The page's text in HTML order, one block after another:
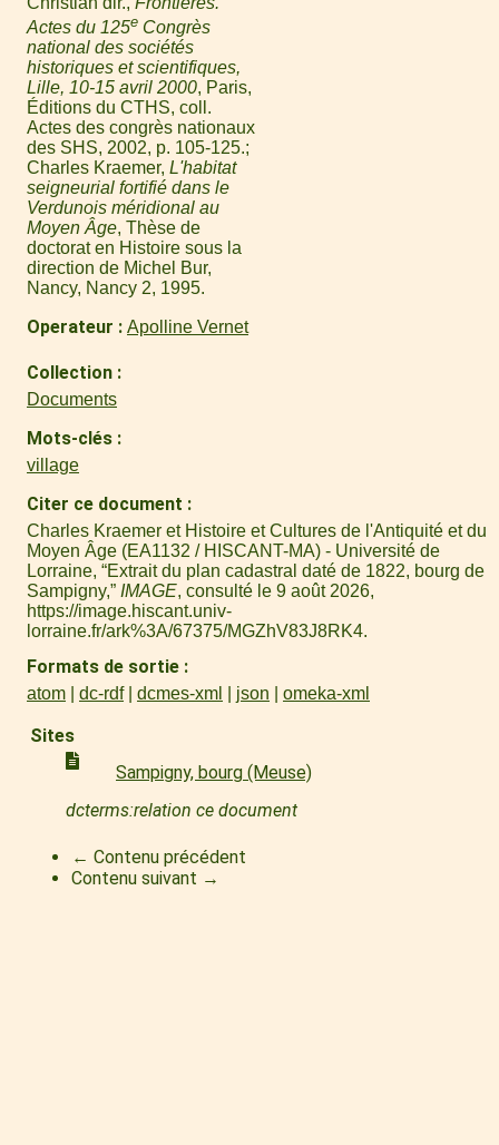
Actes du 125e Congrès
national des sociétés
historiques et scientifiques,
Lille, 10-15 avril 2000, Paris,
Éditions du CTHS, coll.
Actes des congrès nationaux
des SHS, 2002, p. 105-125.
Charles Kraemer, L'habitat
seigneurial fortifié dans le
Verdunois méridional au
Moyen Âge, Thèse de
doctorat en Histoire sous la
direction de Michel Bur,
Nancy, Nancy 2, 1995.
Operateur Apolline Vernet
Collection
Documents
Mots-clés
village
Citer ce document
Charles Kraemer et Histoire et Cultures de l'Antiquité et du
Moyen Âge (EA1132 / HISCANT-MA) - Université de
Lorraine, “Extrait du plan cadastral daté de 1822, bourg de
Sampigny,” IMAGE, consulté le 9 août 2026,
https://image.hiscant.univ-
lorraine.fr/ark%3A/67375/MGZhV83J8RK4.
Formats de sortie
atom dc-rdf dcmes-xml json omeka-xml
Sites
Sampigny, bourg (Meuse)
dcterms:relation ce document
← Contenu précédent
Contenu suivant →